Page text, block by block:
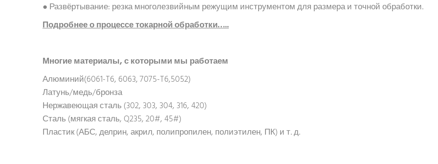
● Развёртывание: резка многолезвийным режущим инструментом для размера и точной обработки.
Подробнее о процессе токарной обработки…..
Многие материалы, с которыми мы работаем
Алюминий(6061-T6, 6063, 7075-T6,5052)
Латунь/медь/бронза
Нержавеющая сталь (302, 303, 304, 316, 420)
Сталь (мягкая сталь, Q235, 20#, 45#)
Пластик (АБС, делрин, акрил, полипропилен, полиэтилен, ПК) и т. д.